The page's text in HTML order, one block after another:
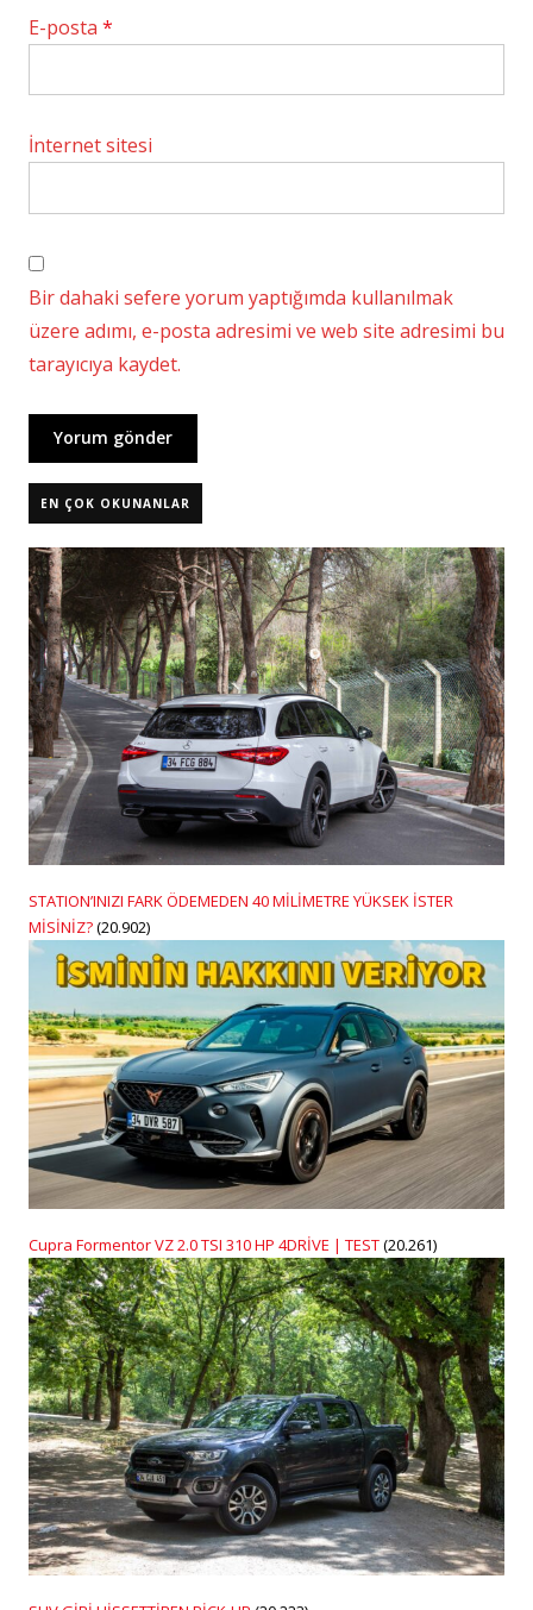
E-posta *
İnternet sitesi
Bir dahaki sefere yorum yaptığımda kullanılmak
üzere adımı, e-posta adresimi ve web site adresimi bu
tarayıcıya kaydet.
EN ÇOK OKUNANLAR
STATION’INIZI FARK ÖDEMEDEN 40 MİLİMETRE YÜKSEK İSTER
MİSİNİZ?(20.902)
Cupra Formentor VZ 2.0 TSI 310 HP 4DRİVE | TEST(20.261)